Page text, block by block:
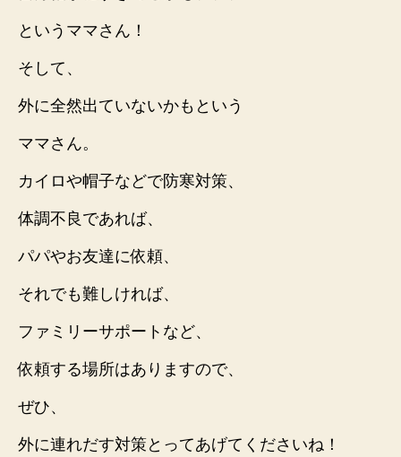
というママさん！
そして、
外に全然出ていないかもという
ママさん。
カイロや帽子などで防寒対策、
体調不良であれば、
パパやお友達に依頼、
それでも難しければ、
ファミリーサポートなど、
依頼する場所はありますので、
ぜひ、
外に連れだす対策とってあげてくださいね！